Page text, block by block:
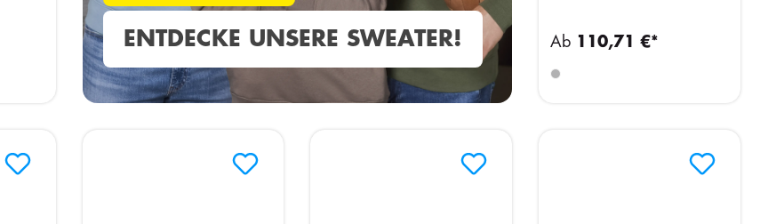
ENTDECKE UNSERE SWEATER! Ab 110,71 €*